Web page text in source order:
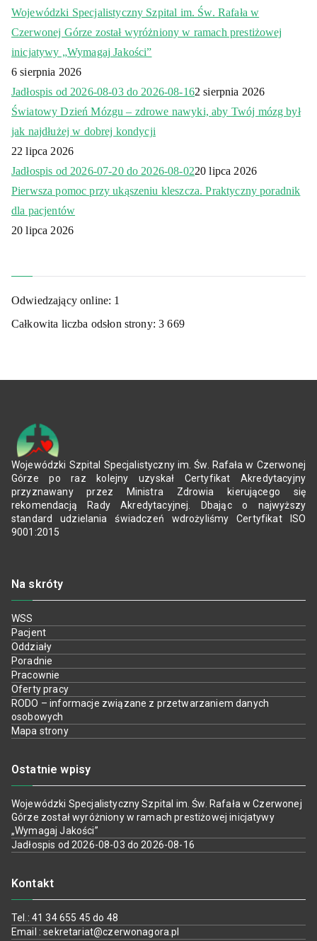
Wojewódzki Specjalistyczny Szpital im. Św. Rafała w
Czerwonej Górze został wyróżniony w ramach prestiżowej
inicjatywy „Wymagaj Jakości”
6 sierpnia 2026
Jadłospis od 2026-08-03 do 2026-08-162 sierpnia 2026
Światowy Dzień Mózgu – zdrowe nawyki, aby Twój mózg był
jak najdłużej w dobrej kondycji
22 lipca 2026
Jadłospis od 2026-07-20 do 2026-08-0220 lipca 2026
Pierwsza pomoc przy ukąszeniu kleszcza. Praktyczny poradnik
dla pacjentów
20 lipca 2026
Odwiedzający online: 1
Całkowita liczba odsłon strony:3 669
Wojewódzki Szpital Specjalistyczny im. Św. Rafała w Czerwonej
Górze po raz kolejny uzyskał Certyfikat Akredytacyjny
przyznawany przez Ministra Zdrowia kierującego się
rekomendacją Rady Akredytacyjnej. Dbając o najwyższy
standard udzielania świadczeń wdrożyliśmy Certyfikat ISO
9001:2015
Na skróty
WSS
Pacjent
Oddziały
Poradnie
Pracownie
Oferty pracy
RODO – informacje związane z przetwarzaniem danych
osobowych
Mapa strony
Ostatnie wpisy
Wojewódzki Specjalistyczny Szpital im. Św. Rafała w Czerwonej
Górze został wyróżniony w ramach prestiżowej inicjatywy
„Wymagaj Jakości”
Jadłospis od 2026-08-03 do 2026-08-16
Kontakt
Tel.: 41 34 655 45 do 48
Email : sekretariat@czerwonagora.pl